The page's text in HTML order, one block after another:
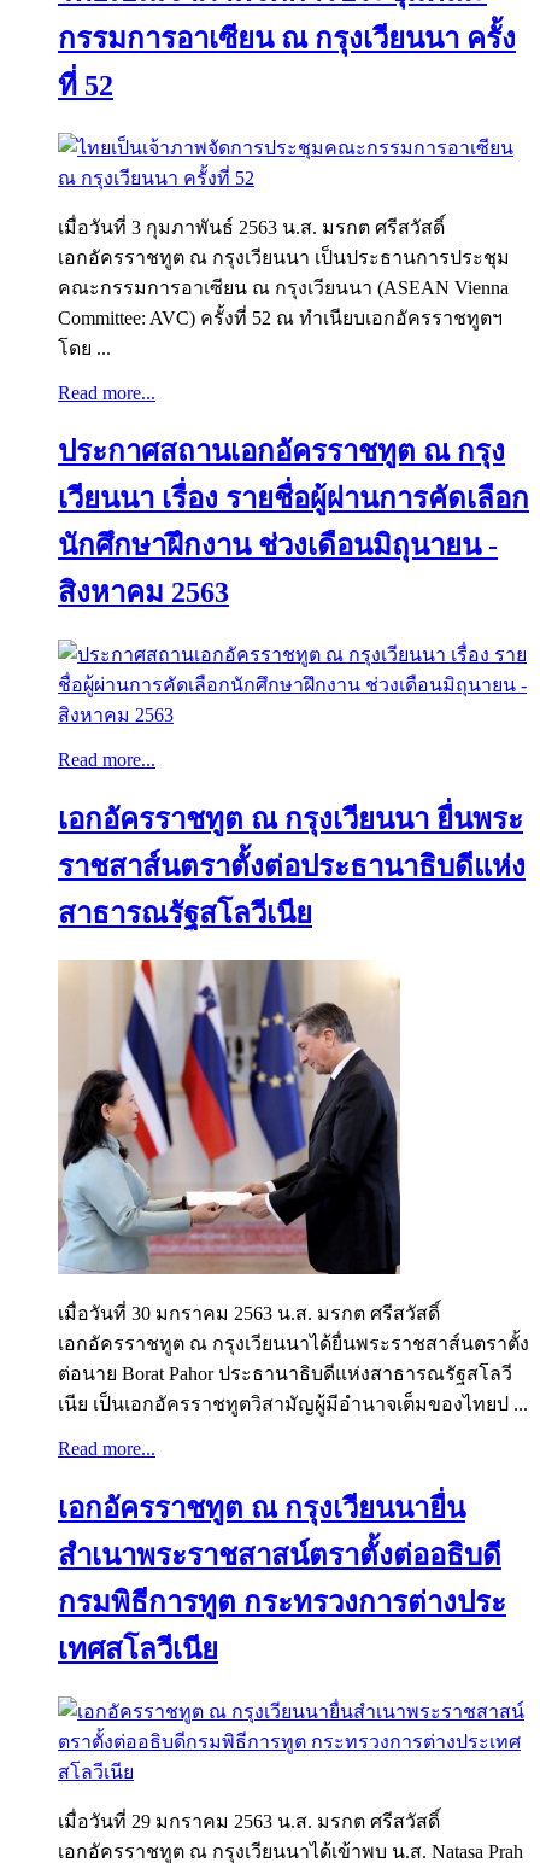
กรรมการอาเซียน ณ กรุงเวียนนา ครั้ง
ที่ 52
เมื่อวันที่ 3 กุมภาพันธ์ 2563 น.ส. มรกต ศรีสวัสดิ์
เอกอัครราชทูต ณ กรุงเวียนนา เป็นประธานการประชุม
คณะกรรมการอาเซียน ณ กรุงเวียนนา (ASEAN Vienna
Committee: AVC) ครั้งที่ 52 ณ ทำเนียบเอกอัครราชทูตฯ
โดย ...
Read more...
ประกาศสถานเอกอัครราชทูต ณ กรุง
เวียนนา เรื่อง รายชื่อผู้ผ่านการคัดเลือก
นักศึกษาฝึกงาน ช่วงเดือนมิถุนายน -
สิงหาคม 2563
Read more...
เอกอัครราชทูต ณ กรุงเวียนนา ยื่นพระ
ราชสาส์นตราตั้งต่อประธานาธิบดีแห่ง
สาธารณรัฐสโลวีเนีย
เมื่อวันที่ 30 มกราคม 2563 น.ส. มรกต ศรีสวัสดิ์
เอกอัครราชทูต ณ กรุงเวียนนาได้ยื่นพระราชสาส์นตราตั้ง
ต่อนาย Borat Pahor ประธานาธิบดีแห่งสาธารณรัฐสโลวี
เนีย เป็นเอกอัครราชทูตวิสามัญผู้มีอำนาจเต็มของไทยป ...
Read more...
เอกอัครราชทูต ณ กรุงเวียนนายื่น
สำเนาพระราชสาสน์ตราตั้งต่ออธิบดี
กรมพิธีการทูต กระทรวงการต่างประ
เทศสโลวีเนีย
เมื่อวันที่ 29 มกราคม 2563 น.ส. มรกต ศรีสวัสดิ์
เอกอัครราชทูต ณ กรุงเวียนนาได้เข้าพบ น.ส. Natasa Prah